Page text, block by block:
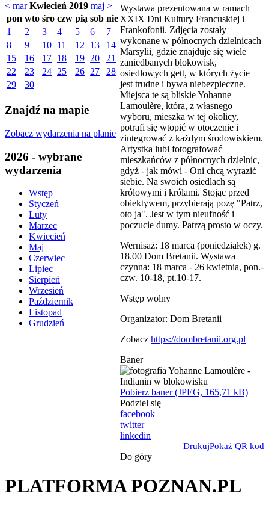
< mar Kwiecień 2019 maj >
pon wto śro czw pią sob nie
1
2 3 4 5 6
7
8
9 10 11 12 13
14
15
16 17 18 19 20
21
22
23 24 25 26 27
28
29
30
Znajdź na mapie
Zobacz wydarzenia na planie
2026 - wybrane
wydarzenia
Wstęp
Styczeń
Luty
Marzec
Kwiecień
Maj
Czerwiec
Lipiec
Sierpień
Wrzesień
Październik
Listopad
Grudzień
Wystawa prezentowana w ramach
XXIX Dni Kultury Francuskiej i
Frankofonii. Zdjęcia zostały
wykonane w północnych dzielnicach
Marsylii, gdzie znajduje się wiele
zaniedbanych blokowisk,
osiedlowych gett, w których życie
jest trudne i bywa niebezpieczne.
Miejsca te są bliskie Yohanne
Lamoulère, która, z własnego
wyboru, mieszka w tej okolicy,
potrafi się wtopić w otoczenie i
zintegrować z każdym środowiskiem.
Artystka lubi fotografować
mieszkańców z północnych dzielnic,
gdyż - jak mówi - Oni chcą wyrazić
siebie. Na swoich osiedlach są
królowymi i królami. Stojąc przed
obiektywem, przybierają pozę "Patrz,
oto ja". Jest w tym nieufność i
poczucie dumy. Patrzą prosto w oczy.
Wernisaż: 18 marca (poniedziałek) g.
18.00 Dom Bretanii. Wystawa
czynna: 18 marca - 26 kwietnia, pon.-
czw. 10-18, pt.10-17.
Wstęp wolny
Organizator: Dom Bretanii
Zobacz https://dombretanii.org.pl
Baner
Pobierz baner (JPEG, 165,71 kB)
Podziel się
facebook
twitter
linkedin
DrukujPokaż QR kod
Do góry
PLATFORMA POZNAN.PL